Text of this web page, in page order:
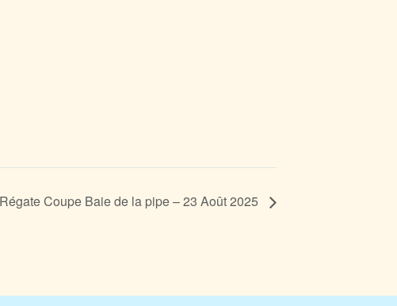
Coupe Baie de la pipe – 23 Août 2025